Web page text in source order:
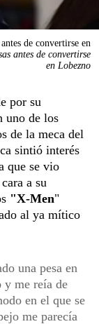
de convertirse en
antes de convertirse
en Lobezno
por su
uno de los
de la meca del
sintió interés
que se vio
a su
"X-Men"
al ya mítico
una pesa en
y me reía de
en el que se
me parecía